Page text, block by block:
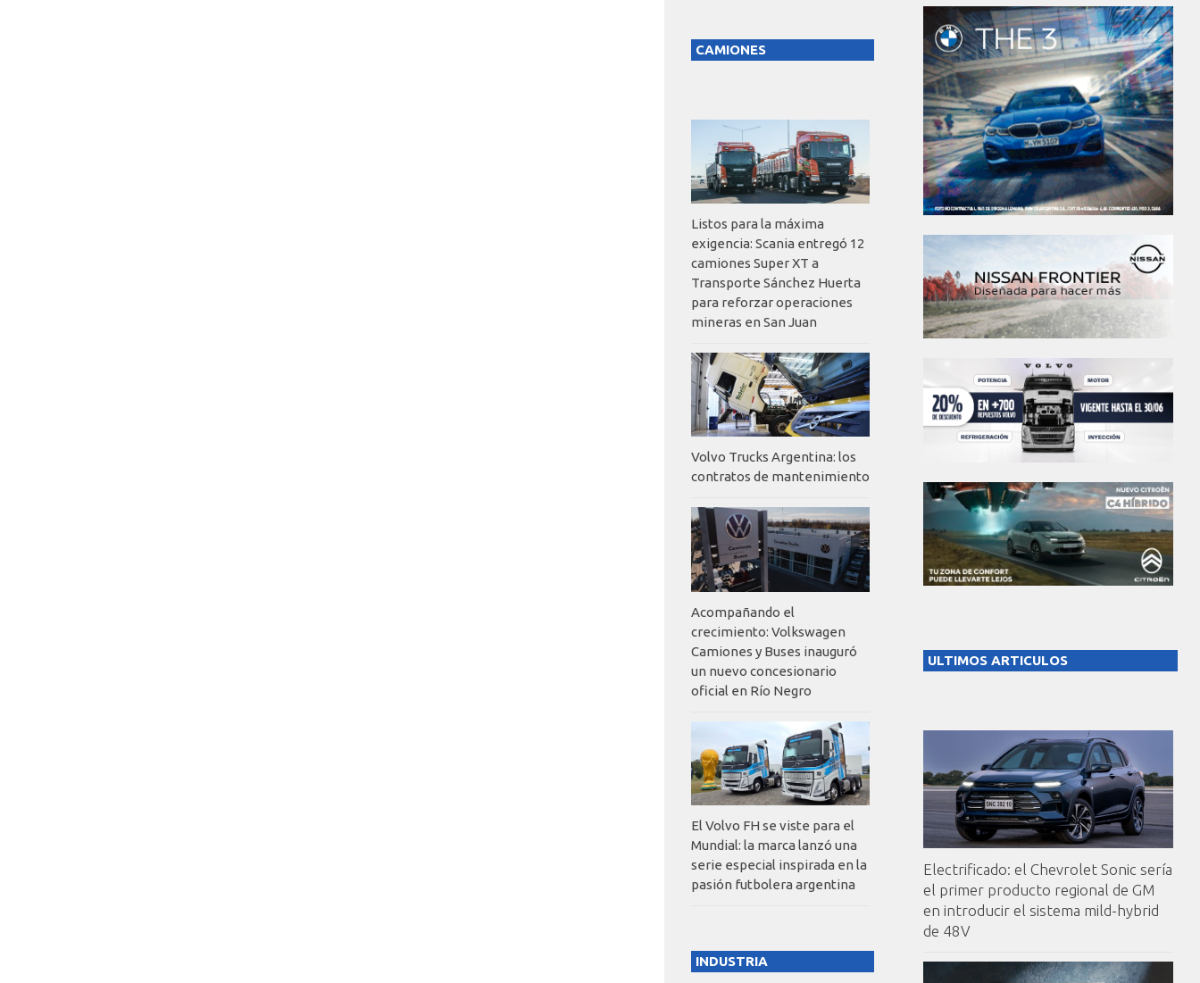
ULTIMOS ARTICULOS
Electrificado: el Chevrolet Sonic sería
el primer producto regional de GM
en introducir el sistema mild-hybrid
de 48V
CAMIONES
Listos para la máxima
exigencia: Scania entregó 12
camiones Super XT a
Transporte Sánchez Huerta
para reforzar operaciones
mineras en San Juan
Volvo Trucks Argentina: los
contratos de mantenimiento
Acompañando el
crecimiento: Volkswagen
Camiones y Buses inauguró
un nuevo concesionario
oficial en Río Negro
El Volvo FH se viste para el
Mundial: la marca lanzó una
serie especial inspirada en la
pasión futbolera argentina
INDUSTRIA